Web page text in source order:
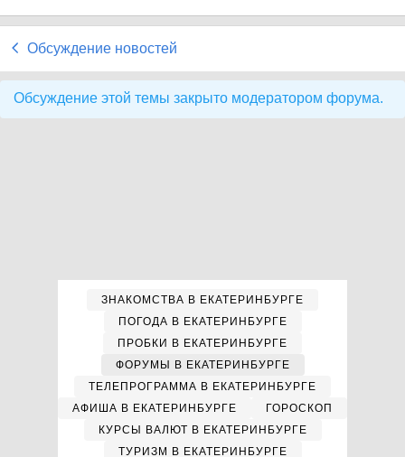
Обсуждение новостей
Обсуждение этой темы закрыто модератором форума.
ЗНАКОМСТВА В ЕКАТЕРИНБУРГЕ
ПОГОДА В ЕКАТЕРИНБУРГЕ
ПРОБКИ В ЕКАТЕРИНБУРГЕ
ФОРУМЫ В ЕКАТЕРИНБУРГЕ
ТЕЛЕПРОГРАММА В ЕКАТЕРИНБУРГЕ
АФИША В ЕКАТЕРИНБУРГЕ
ГОРОСКОП
КУРСЫ ВАЛЮТ В ЕКАТЕРИНБУРГЕ
ТУРИЗМ В ЕКАТЕРИНБУРГЕ